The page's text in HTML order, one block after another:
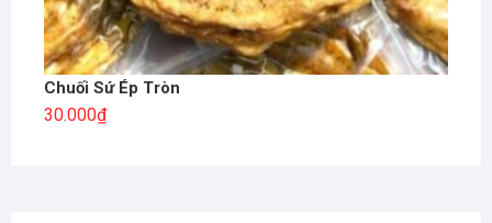
Chuối Sứ Ép Tròn
30.000₫